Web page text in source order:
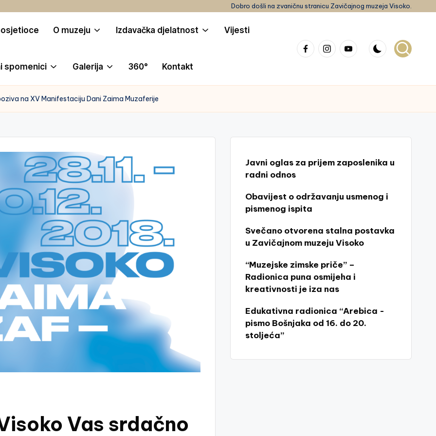
Dobro došli na zvaničnu stranicu Zavičajnog muzeja Visoko.
O muzeju Izdavačka djelatnost Vijesti
spomenici Galerija 360° Kontakt
FacebookInstagram
youtube
na XV Manifestaciju Dani Zaima Muzaferije
Vas srdačno
Javni oglas za prijem zaposlenika u
radni odnos
Obavijest o održavanju usmenog i
pismenog ispita
Svečano otvorena stalna postavka
u Zavičajnom muzeju Visoko
“Muzejske zimske priče” –
Radionica puna osmijeha i
kreativnosti je iza nas
Edukativna radionica “Arebica -
pismo Bošnjaka od 16. do 20.
stoljeća”